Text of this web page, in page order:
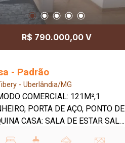
R$ 790.000,00 V
- Padrão
- Uberlândia/MG
COMERCIAL: 121M²,1
PORTA DE AÇO, PONTO DE
CASA: SALA DE ESTAR SALA